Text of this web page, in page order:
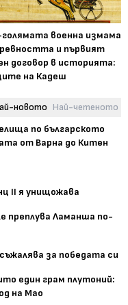
военна измама
и първият
договор в историята:
на Кадеш
новото Най-четеното
по българското
от Варна до Китен
II я унищожава
преплува Ламанша по-
за победата си
един грам плутоний:
на Мао